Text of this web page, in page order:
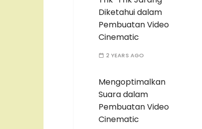
Diketahui dalam
Pembuatan Video
Cinematic
2 YEARS AGO
Mengoptimalkan
Suara dalam
Pembuatan Video
Cinematic